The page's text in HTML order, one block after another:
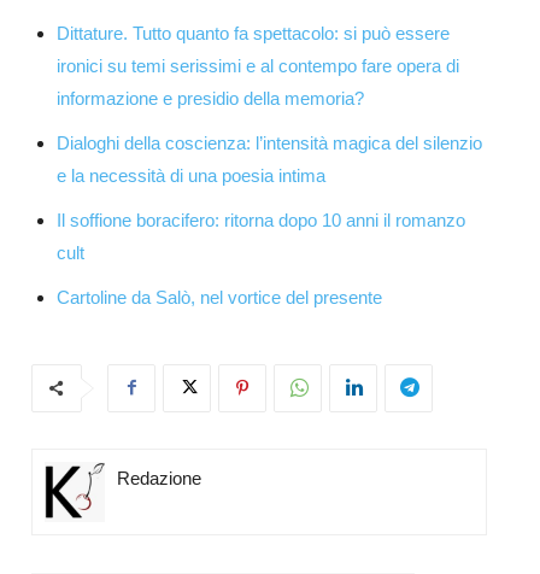
Dittature. Tutto quanto fa spettacolo: si può essere
ironici su temi serissimi e al contempo fare opera di
informazione e presidio della memoria?
Dialoghi della coscienza: l’intensità magica del silenzio
e la necessità di una poesia intima
Il soffione boracifero: ritorna dopo 10 anni il romanzo
cult
Cartoline da Salò, nel vortice del presente
Redazione